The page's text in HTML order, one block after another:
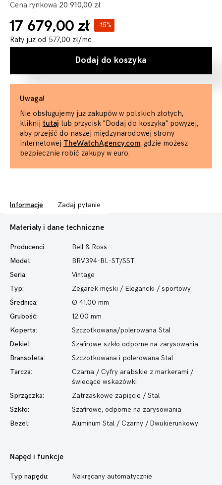
Cena rynkowa 20 910,00 zł
17 679,00 zł -15%
Raty już od 577,00 zł/mc
Dodaj do koszyka
Uwaga!
Nie obsługujemy już zakupów w polskich złotych,
kliknij tutaj lub przycisk "Dodaj do koszyka" powyżej,
aby przejść do naszej międzynarodowej strony
internetowej TheWatchAgency.com, gdzie możesz
bezpiecznie robić zakupy w euro.
Informacje Zadaj pytanie
Materiały i dane techniczne
Producenci:
Bell & Ross
Model:
BRV394-BL-ST/SST
Seria:
Vintage
Typ:
Zegarek męski / Elegancki / sportowy
Średnica:
Ø 41.00 mm
Grubość:
12.00 mm
Koperta:
Szczotkowana/polerowana Stal
Dekiel:
Szafirowe szkło odporne na zarysowania
Bransoleta:
Szczotkowana i polerowana Stal
Tarcza:
Czarna / Cyfry arabskie z markerami /
świecące wskazówki
Sprzączka:
Zatrzaskowe zapięcie / Stal
Szkło:
Szafirowe, odporne na zarysowania
Bezel:
Aluminum Stal / Czarny / Dwukierunkowy
Napęd i funkcje
Typ napędu:
Nakręcany automatycznie